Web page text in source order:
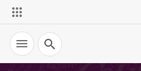
Recherche